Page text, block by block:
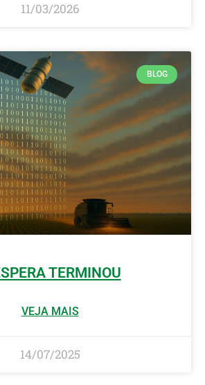
11/03/2026
BLOG
TERMINOU
VEJA MAIS
14/07/2025